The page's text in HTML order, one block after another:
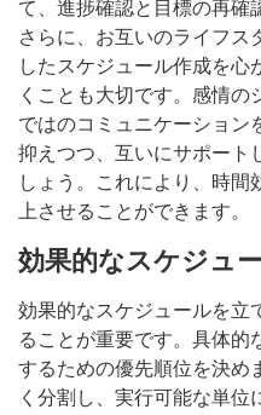
て、進捗確認と目標の再確
さらに、お互いのライフス
したスケジュール作成を心
くことも大切です。感情の
ではのコミュニケーション
抑えつつ、互いにサポート
しょう。これにより、時間
上させることができます。
効果的なスケジュ
効果的なスケジュールを立
ることが重要です。具体的
するための優先順位を決め
く分割し、実行可能な単